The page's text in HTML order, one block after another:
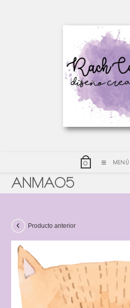
0 MENÚ
ANMA05
Producto anterior